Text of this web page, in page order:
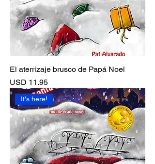
El aterrizaje brusco de Papá Noel
Precio
USD 11.95
It's here!